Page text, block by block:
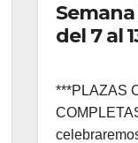
Semana
del 7 al
***PLAZAS